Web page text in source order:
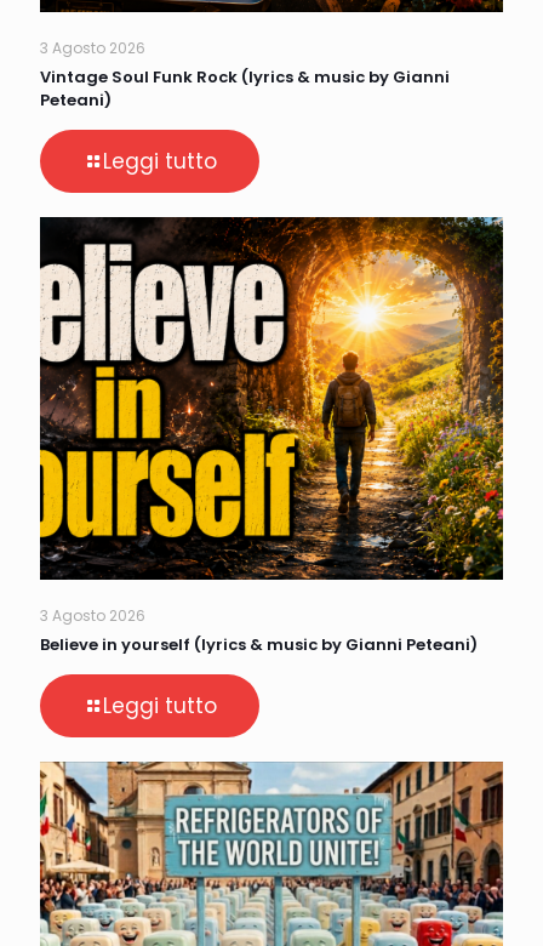
3 Agosto 2026
Vintage Soul Funk Rock (lyrics & music by Gianni
Peteani)
Leggi tutto
3 Agosto 2026
Believe in yourself (lyrics & music by Gianni Peteani)
Leggi tutto